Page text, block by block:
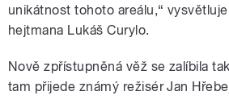
unikátnost tohoto areálu,“
hejtmana Lukáš Curylo.
Nově zpřístupněná věž se zalíbila
tam přijede známý režisér Jan